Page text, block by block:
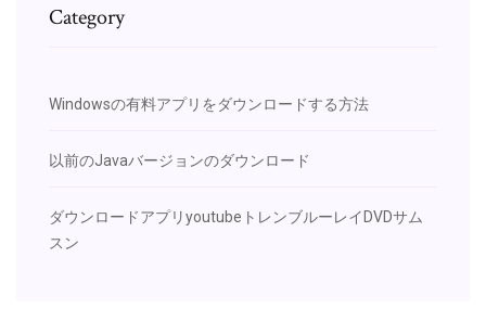
Category
Windowsの有料アプリをダウンロードする方法
以前のJavaバージョンのダウンロード
ダウンロードアプリyoutubeトレンブルーレイDVDサム
スン